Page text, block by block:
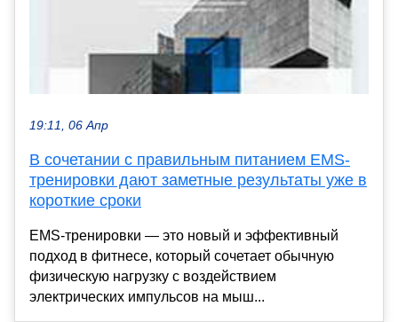
19:11, 06 Апр
В сочетании с правильным питанием EMS-
тренировки дают заметные результаты уже в
короткие сроки
EMS-тренировки — это новый и эффективный
подход в фитнесе, который сочетает обычную
физическую нагрузку с воздействием
электрических импульсов на мыш...